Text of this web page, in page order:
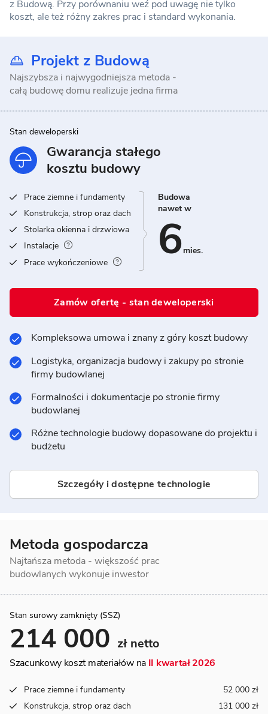
z Budową. Przy porównaniu weź pod uwagę nie tylko
koszt, ale też różny zakres prac i standard wykonania.
Metoda gospodarcza
Najtańsza metoda - większość prac
budowlanych wykonuje inwestor
Stan surowy zamknięty (SSZ)
214 000 zł netto
Szacunkowy koszt materiałów na II kwartał 2026
Prace ziemne i fundamenty
52 000 zł
Konstrukcja, strop oraz dach
131 000 zł
Projekt z Budową
Najszybsza i najwygodniejsza metoda -
całą budowę domu realizuje jedna firma
Stan deweloperski
Gwarancja stałego
kosztu budowy
Prace ziemne i fundamenty
Konstrukcja, strop oraz dach
Stolarka okienna i drzwiowa
Instalacje
Prace wykończeniowe
Budowa
nawet w
6 mies.
Zamów ofertę - stan deweloperski
Kompleksowa umowa i znany z góry koszt budowy
Logistyka, organizacja budowy i zakupy po stronie
firmy budowlanej
Formalności i dokumentacje po stronie firmy
budowlanej
Różne technologie budowy dopasowane do projektu i
budżetu
Szczegóły i dostępne technologie